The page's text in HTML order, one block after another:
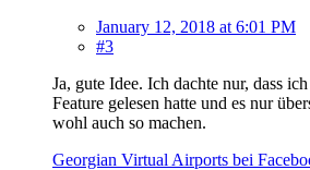
January 12, 2018 at 6:01 PM
#3
Ja, gute Idee. Ich dachte nur, dass
Feature gelesen hatte und es nur
wohl auch so machen.
Georgian Virtual Airports bei